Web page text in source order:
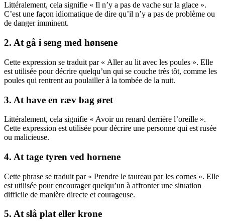
Littéralement, cela signifie « Il n’y a pas de vache sur la glace ».
C’est une façon idiomatique de dire qu’il n’y a pas de problème ou
de danger imminent.
2. At gå i seng med hønsene
Cette expression se traduit par « Aller au lit avec les poules ». Elle
est utilisée pour décrire quelqu’un qui se couche très tôt, comme les
poules qui rentrent au poulailler à la tombée de la nuit.
3. At have en ræv bag øret
Littéralement, cela signifie « Avoir un renard derrière l’oreille ».
Cette expression est utilisée pour décrire une personne qui est rusée
ou malicieuse.
4. At tage tyren ved hornene
Cette phrase se traduit par « Prendre le taureau par les cornes ». Elle
est utilisée pour encourager quelqu’un à affronter une situation
difficile de manière directe et courageuse.
5. At slå plat eller krone